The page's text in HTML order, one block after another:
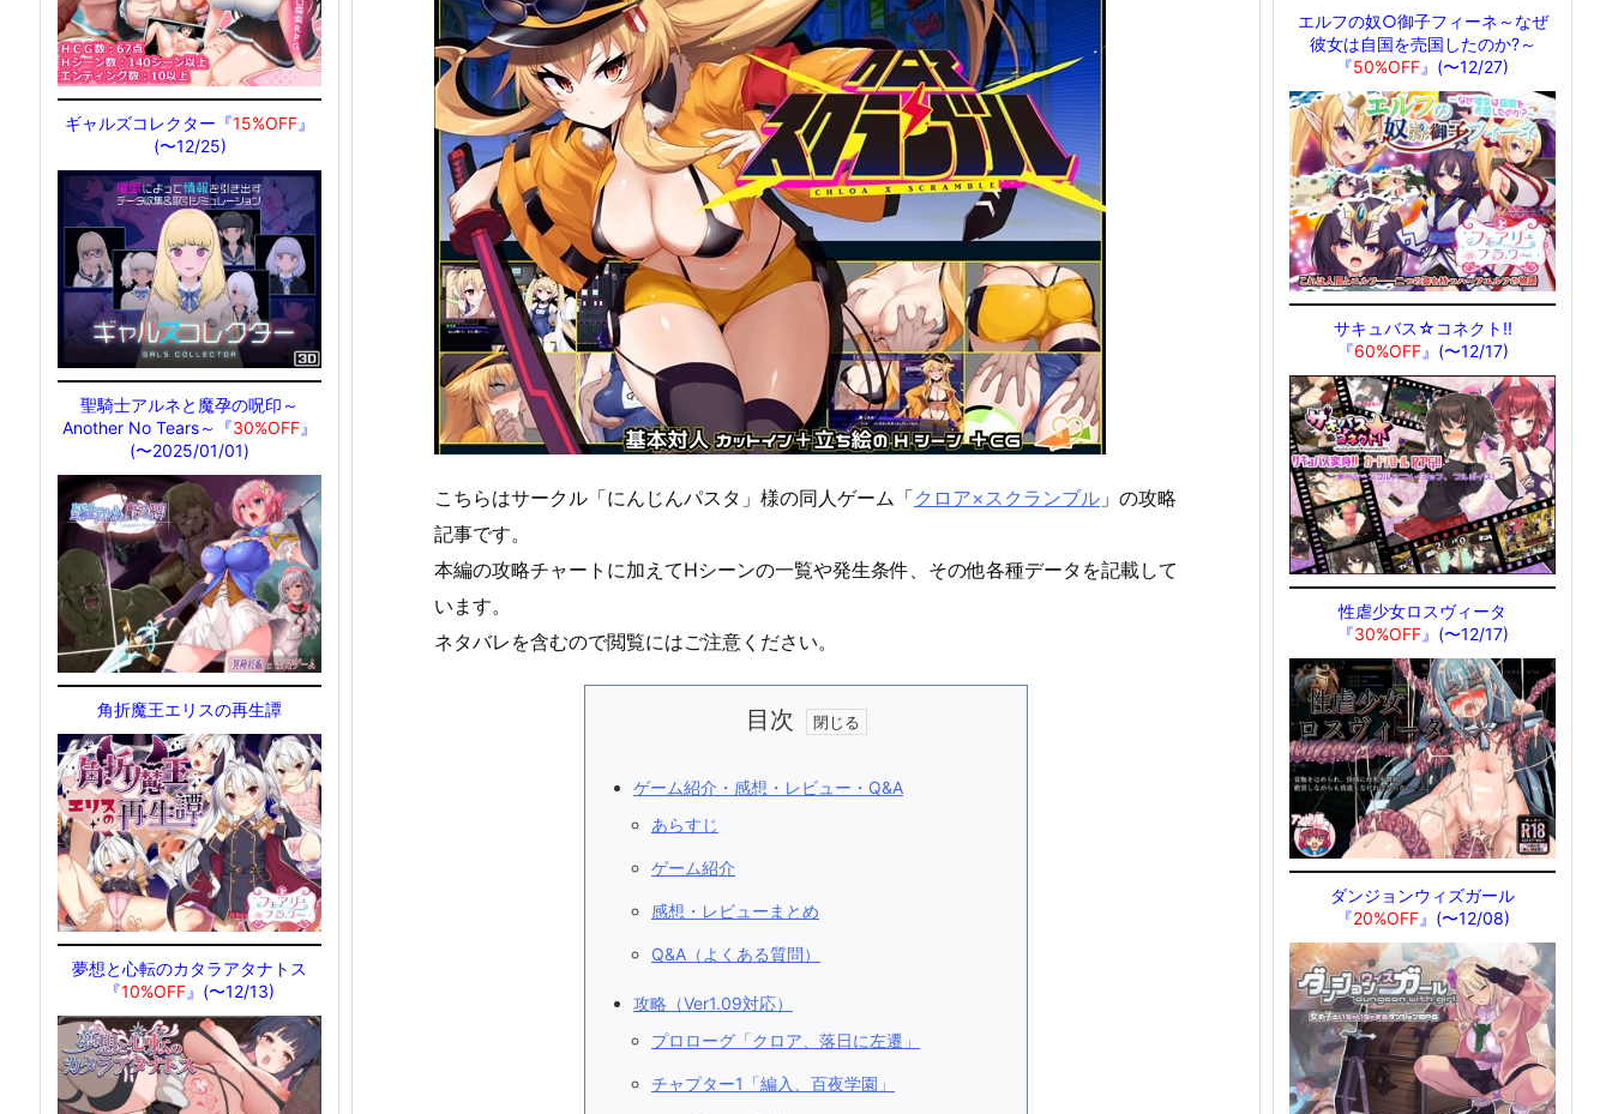
こちらはサークル「にんじんパスタ」様の同人ゲーム「クロア×スクランブル 」の攻略
記事です。
本編の攻略チャートに加えてHシーンの一覧や発生条件、その他各種データを記載して
います。
ネタバレを含むので閲覧にはご注意ください。
目次
ゲーム紹介・感想・レビュー・Q&A
あらすじ
ゲーム紹介
感想・レビューまとめ
Q&A（よくある質問）
攻略（Ver1.09対応）
プロローグ「クロア、落日に左遷」
チャプター1「編入、百夜学園」
ギャルズコレクター『15%OFF』
(〜12/25)
聖騎士アルネと魔孕の呪印～
Another No Tears～『30%OFF』
(〜2025/01/01)
角折魔王エリスの再生譚
夢想と心転のカタラアタナトス
『10%OFF』(〜12/13)
エルフの奴○御子フィーネ～なぜ
彼女は自国を売国したのか?～
『50%OFF』(〜12/27)
サキュバス☆コネクト!!
『60%OFF』(〜12/17)
性虐少女ロスヴィータ
『30%OFF』(〜12/17)
ダンジョンウィズガール
『20%OFF』(〜12/08)